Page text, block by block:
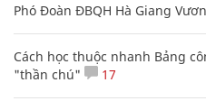
Phó Đoàn ĐBQH Hà Giang
Cách học thuộc nhanh Bảng
"thần chú"
17